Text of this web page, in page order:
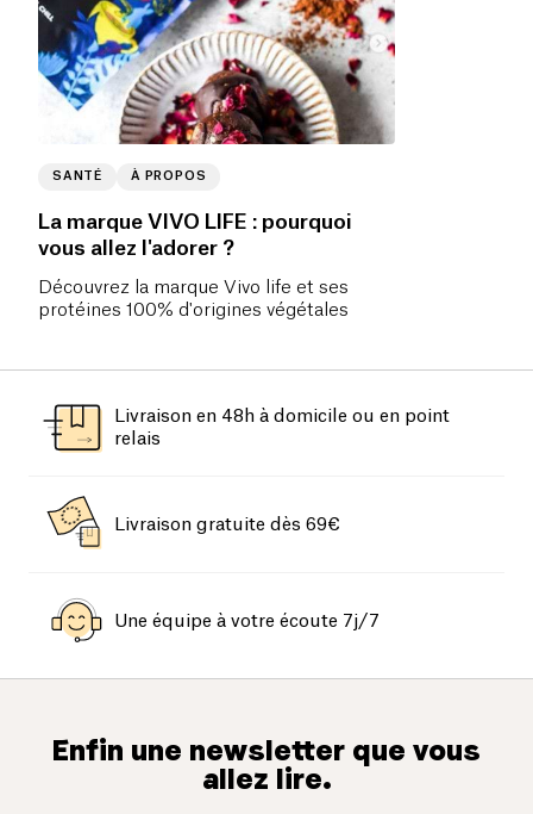
SANTÉ À PROPOS
La marque VIVO LIFE : pourquoi
vous allez l'adorer ?
Découvrez la marque Vivo life et ses
protéines 100% d'origines végétales
Livraison en 48h à domicile ou en point
relais
Livraison gratuite dès 69€
Une équipe à votre écoute 7j/7
Enfin une newsletter que vous
allez lire.